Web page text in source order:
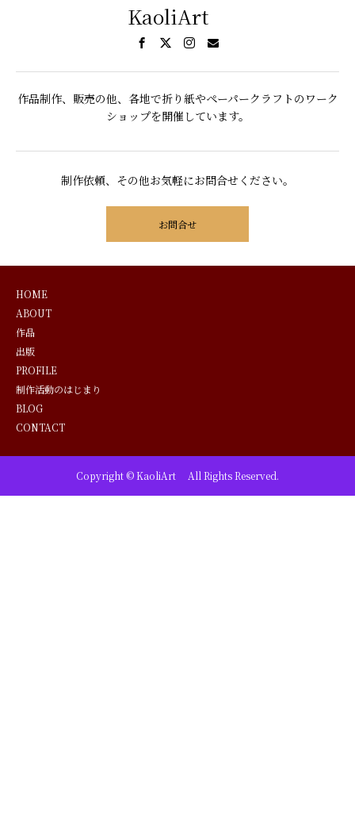
KaoliArt
作品制作、販売の他、各地で折り紙やペーパークラフトのワーク
ショップを開催しています。
制作依頼、その他お気軽にお問合せください。
お問合せ
HOME
ABOUT
作品
出版
PROFILE
制作活動のはじまり
BLOG
CONTACT
Copyright © KaoliArt All Rights Reserved.